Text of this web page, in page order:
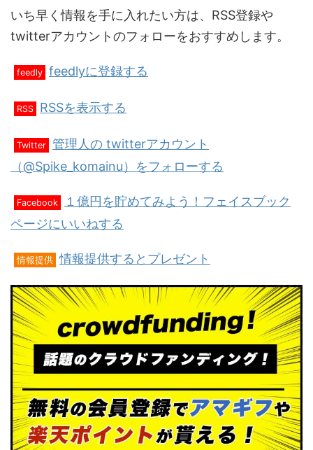
いち早く情報を手に入れたい方は、RSS登録や
twitterアカウントのフォローをおすすめします。
feedly feedlyに登録する
RSS RSSを表示する
Twitter 管理人の twitterアカウント
（@Spike_komainu）をフォローする
Facebook
１億円を貯めてみよう！フェイスブック
ページにいいねする
情報提供 情報提供するとプレゼント